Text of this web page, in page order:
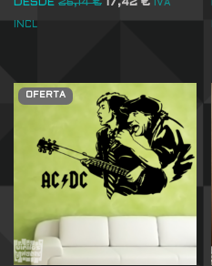
DESDE 26,14€ 17,42 € IVA
INCL
OFERTA